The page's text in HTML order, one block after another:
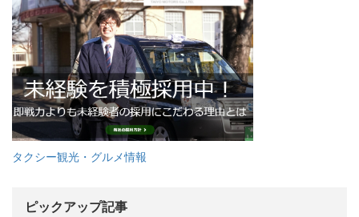
タクシー観光・グルメ情報
ピックアップ記事